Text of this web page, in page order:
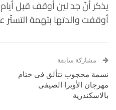
يذكر أنّ جد لين أوقف قبل أيام
أوقفت والدتها بتهمة التستّر
مشاركة سابقة
نسمة محجوب تتألق فى ختام
مهرجان الأوبرا الصيفى
بالاسكندرية